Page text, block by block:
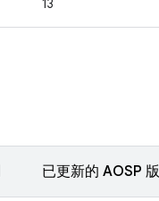
13
已更新的 AOSP